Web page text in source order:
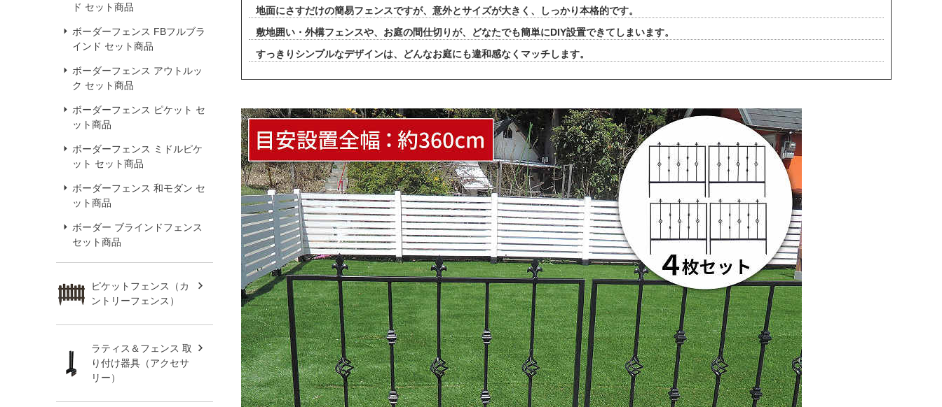
ド セット商品
ボーダーフェンス FBフルブラ
インド セット商品
ボーダーフェンス アウトルッ
ク セット商品
ボーダーフェンス ピケット セ
ット商品
ボーダーフェンス ミドルピケ
ット セット商品
ボーダーフェンス 和モダン セ
ット商品
ボーダー ブラインドフェンス
セット商品
ピケットフェンス（カ
ントリーフェンス）
ラティス＆フェンス 取
り付け器具（アクセサ
リー）
地面にさすだけの簡易フェンスですが、意外とサイズが大きく、しっかり本格的です。
敷地囲い・外構フェンスや、お庭の間仕切りが、どなたでも簡単にDIY設置できてしまいます。
すっきりシンプルなデザインは、どんなお庭にも違和感なくマッチします。